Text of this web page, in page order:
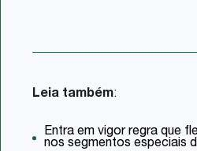
Leia também:
Entra em vigor regra que
nos segmentos especiais